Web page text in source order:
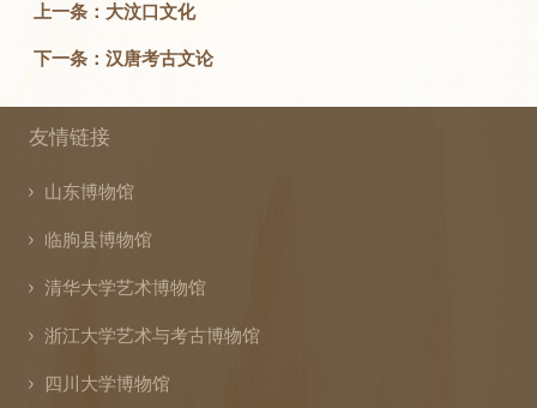
上一条：大汶口文化
下一条：汉唐考古文论
友情链接
山东博物馆
临朐县博物馆
清华大学艺术博物馆
浙江大学艺术与考古博物馆
四川大学博物馆